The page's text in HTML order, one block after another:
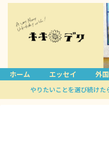
ホーム エッセイ 外
やりたいことを選び続け